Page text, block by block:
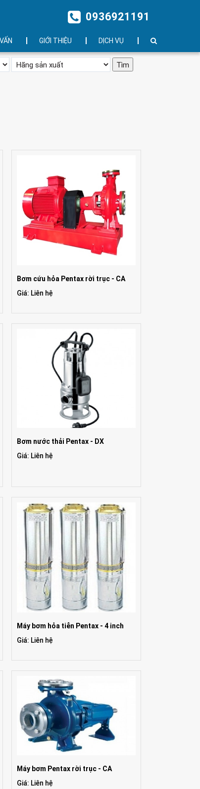
GIỚI THIỆU DỊCH VỤ
0936921191
Bơm cứu hỏa Pentax rời trục - CA
Giá: Liên hệ
Bơm nước thải Pentax - DX
Giá: Liên hệ
Máy bơm hỏa tiễn Pentax - 4 inch
Giá: Liên hệ
Máy bơm Pentax rời trục - CA
Giá: Liên hệ